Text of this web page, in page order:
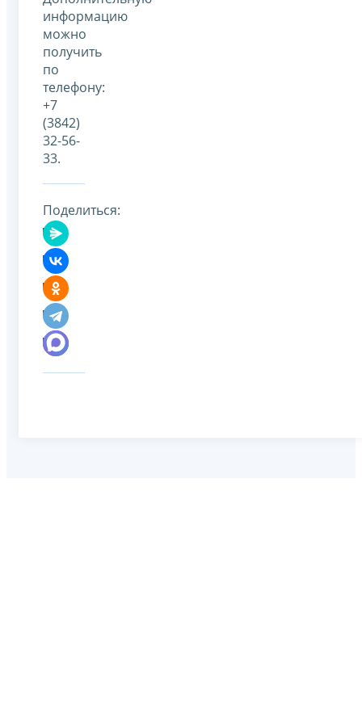
информацию
можно
получить
по
телефону:
+7
(3842)
32-56-
33.
Поделиться: